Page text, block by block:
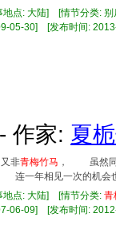
地点: 大陆] [情节分类:
05-30] [发布时间:
作家: 夏
非青梅竹马 ， 虽然同
一年相见一次的机会
地点: 大陆] [情节分类: 青
06-09] [发布时间: